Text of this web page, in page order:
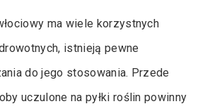
ma wiele korzystnych
istnieją pewne
do jego stosowania. Przede
uczulone na pyłki roślin powinny